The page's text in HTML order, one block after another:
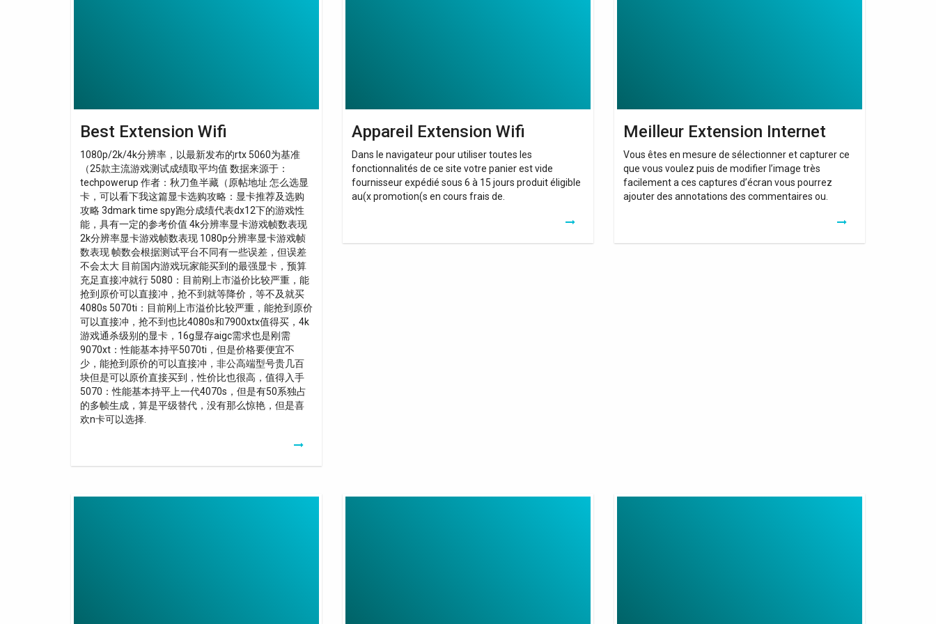
Best Extension Wifi
1080p/2k/4k分辨率，以最新发布的rtx 5060为基准
（25款主流游戏测试成绩取平均值 数据来源于：
techpowerup 作者：秋刀鱼半藏（原帖地址 怎么选显
卡，可以看下我这篇显卡选购攻略：显卡推荐及选购
攻略 3dmark time spy跑分成绩代表dx12下的游戏性
能，具有一定的参考价值 4k分辨率显卡游戏帧数表现
2k分辨率显卡游戏帧数表现 1080p分辨率显卡游戏帧
数表现 帧数会根据测试平台不同有一些误差，但误差
不会太大 目前国内游戏玩家能买到的最强显卡，预算
充足直接冲就行 5080：目前刚上市溢价比较严重，能
抢到原价可以直接冲，抢不到就等降价，等不及就买
4080s 5070ti：目前刚上市溢价比较严重，能抢到原价
可以直接冲，抢不到也比4080s和7900xtx值得买，4k
游戏通杀级别的显卡，16g显存aigc需求也是刚需
9070xt：性能基本持平5070ti，但是价格要便宜不
少，能抢到原价的可以直接冲，非公高端型号贵几百
块但是可以原价直接买到，性价比也很高，值得入手
5070：性能基本持平上一代4070s，但是有50系独占
的多帧生成，算是平级替代，没有那么惊艳，但是喜
欢n卡可以选择.
Appareil Extension Wifi
Dans le navigateur pour utiliser toutes les
fonctionnalités de ce site votre panier est vide
fournisseur expédié sous 6 à 15 jours produit éligible
au(x promotion(s en cours frais de.
Meilleur Extension Internet
Vous êtes en mesure de sélectionner et capturer ce
que vous voulez puis de modifier l’image très
facilement a ces captures d’écran vous pourrez
ajouter des annotations des commentaires ou.
Prise
Extension
Wifi